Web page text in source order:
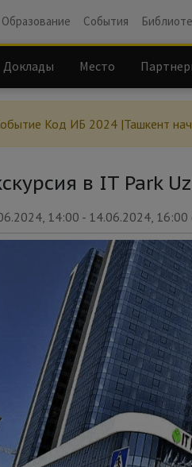
Образование События
Доклады Место
Код ИБ 2024 |Ташкент
в IT Park
14:00 - 14.06.2024, 16:00